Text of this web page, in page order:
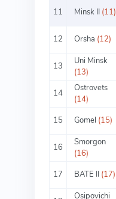
11
Minsk II (11)
12
Orsha (12)
13
Uni Minsk
(13)
14
Ostrovets
(14)
15
Gomel (15)
16
Smorgon
(16)
17
BATE II (17)
Osipovichi